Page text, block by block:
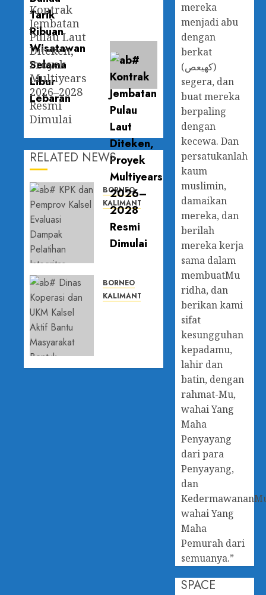
Kontrak
Jembatan
Pulau Laut
Diteken,
Proyek
Multiyears
2026–2028
Resmi
Dimulai
RELATED NEWS
BORNEO
KALIMANTAN SELATAN
KPK dan
Pemprov
Kalsel
Pelatihan
Integritas,
BORNEO
KALIMANTAN SELATAN
mereka
menjadi abu
dengan
berkat
(كهيعص)
segera, dan
buat mereka
berpaling
dengan
kecewa. Dan
persatukanlah
kaum
muslimin,
damaikan
mereka, dan
berilah
mereka kerja
sama dalam
membuatMu
ridha, dan
berikan kami
sifat
kesungguhan
kepadamu,
lahir dan
batin, dengan
rahmat-Mu,
wahai Yang
Maha
Penyayang
dari para
Penyayang,
dan
wahai Yang
Maha
Pemurah dari
semuanya.”
SPACE